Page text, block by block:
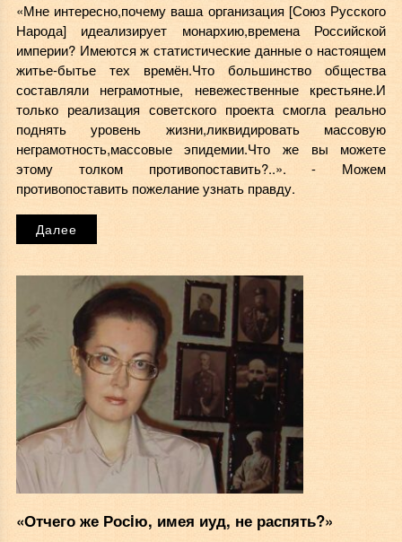
«Мне интересно,почему ваша организация [Союз Русского
Народа] идеализирует монархию,времена Российской
империи? Имеются ж статистические данные о настоящем
житье-бытье тех времён.Что большинство общества
составляли неграмотные, невежественные крестьяне.И
только реализация советского проекта смогла реально
поднять уровень жизни,ликвидировать массовую
неграмотность,массовые эпидемии.Что же вы можете
этому толком противопоставить?..». - Можем
противопоставить пожелание узнать правду.
Далее
«Отчего же Росiю, имея иуд, не распять?»